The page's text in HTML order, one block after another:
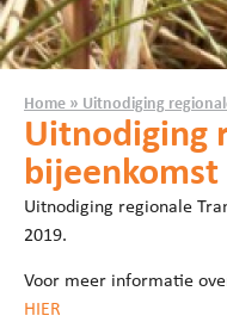
Home » Uitnodiging
Uitnodiging
bijeenkomst
Uitnodiging regionale
2019.
Voor meer informatie
HIER